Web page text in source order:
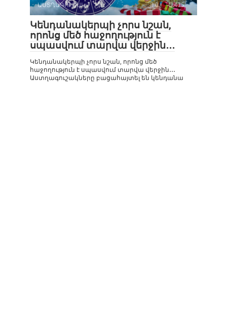
ԱՍՏՂԱԳՈՒՇԱԿ 0 475
Կենդանակերպի չորս նշան,
որոնց մեծ հաջողություն է
սպասվում տարվա վերջին․․․
Կենդանակերպի չորս նշան, որոնց մեծ
հաջողություն է սպասվում տարվա վերջին․․․
Աստղագուշակները բացահայտել են կենդանա